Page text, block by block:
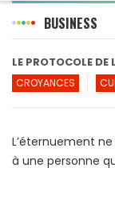
BUSINESS
LE PROTOCOLE DE
CROYANCES
L’éternuement
à une personne